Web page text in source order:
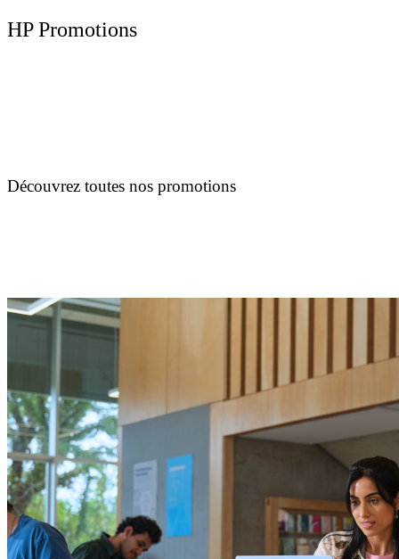
HP Promotions
Découvrez toutes nos promotions